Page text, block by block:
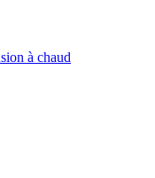
à chaud